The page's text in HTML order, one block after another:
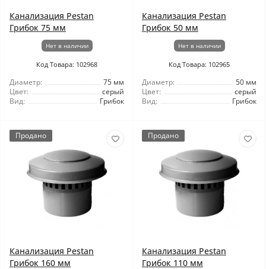
Канализация Pestan
Грибок 75 мм
Нет в наличии
Код Товара: 102968
Диаметр:
75 мм
Цвет:
серый
Вид:
Грибок
Канализация Pestan
Грибок 50 мм
Нет в наличии
Код Товара: 102965
Диаметр:
50 мм
Цвет:
серый
Вид:
Грибок
Продано
Канализация Pestan
Грибок 160 мм
Продано
Канализация Pestan
Грибок 110 мм